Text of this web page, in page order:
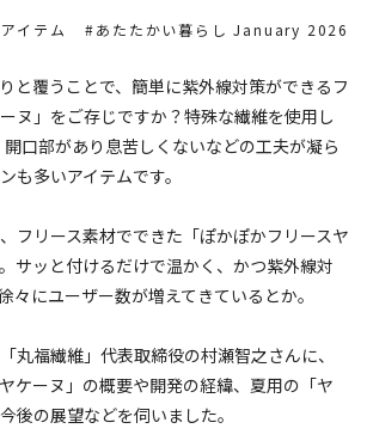
アイテム あたたかい暮らし January 2026
と覆うことで、簡単に紫外線対策ができるフ
ヌ」をご存じですか？特殊な繊維を使用し
口部があり息苦しくないなどの工夫が凝ら
も多いアイテムです。
フリース素材でできた「ぽかぽかフリースヤ
サッと付けるだけで温かく、かつ紫外線対
々にユーザー数が増えてきているとか。
丸福繊維」代表取締役の村瀬智之さんに、
ケーヌ」の概要や開発の経緯、夏用の「ヤ
後の展望などを伺いました。